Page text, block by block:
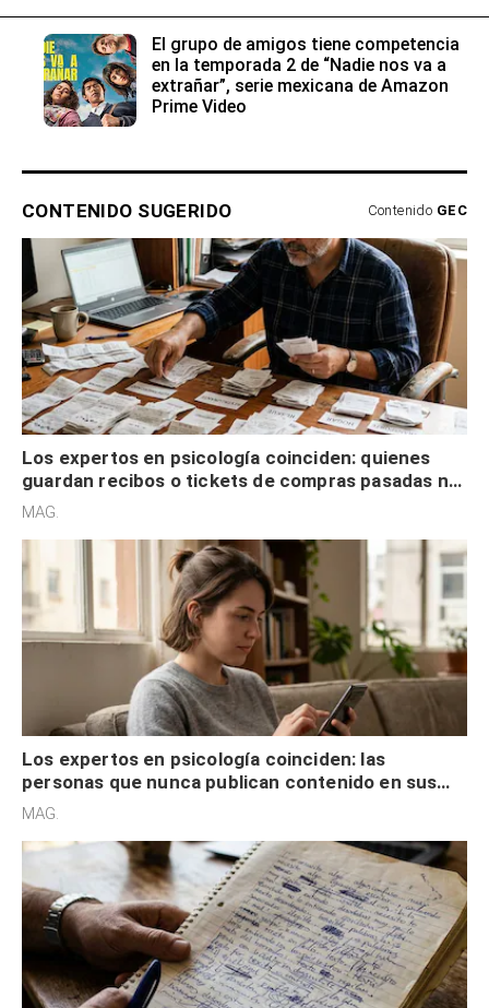
El grupo de amigos tiene competencia
en la temporada 2 de “Nadie nos va a
extrañar”, serie mexicana de Amazon
Prime Video
CONTENIDO SUGERIDO Contenido GEC
Los expertos en psicología coinciden: quienes
guardan recibos o tickets de compras pasadas no
son acumuladores, sino que tienen necesidad de
MAG.
Los expertos en psicología coinciden: las
personas que nunca publican contenido en sus
redes sociales no pretenden buscar validación
MAG.